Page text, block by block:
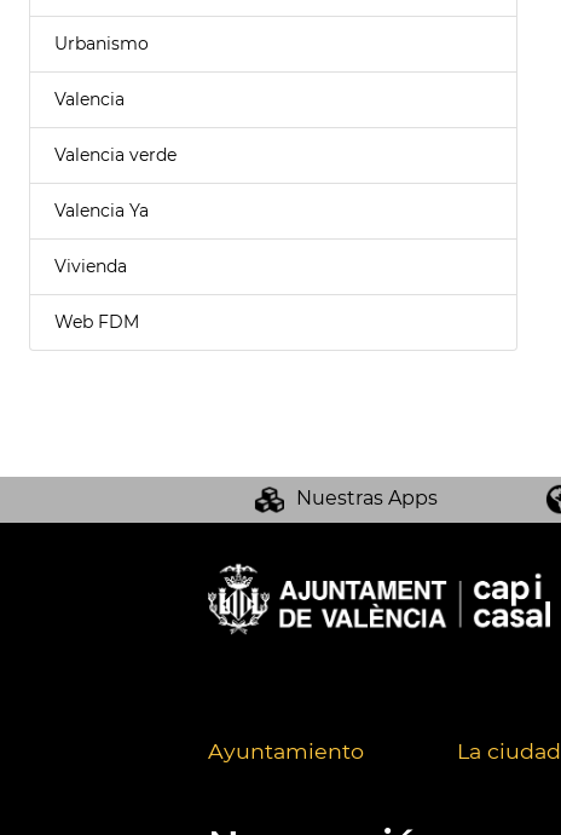
Urbanismo
Valencia
Valencia verde
Valencia Ya
Vivienda
Web FDM
Nuestras Apps
Ayuntamiento La ciudad